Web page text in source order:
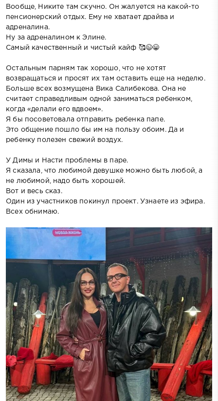
Вообще, Никите там скучно. Он жалуется на какой-то
пенсионерский отдых. Ему не хватает драйва и
адреналина.
Ну за адреналином к Элине.
Самый качественный и чистый кайф 🥰😉😀
Остальным парням так хорошо, что не хотят
возвращаться и просят их там оставить еще на неделю.
Больше всех возмущена Вика Салибекова. Она не
считает справедливым одной заниматься ребенком,
когда «делали его вдвоем».
Я бы посоветовала отправить ребенка папе.
Это общение пошло бы им на пользу обоим. Да и
ребенку полезен свежий воздух.
У Димы и Насти проблемы в паре.
Я сказала, что любимой девушке можно быть любой, а
не любимой, надо быть хорошей.
Вот и весь сказ.
Один из участников покинул проект. Узнаете из эфира.
Всех обнимаю.